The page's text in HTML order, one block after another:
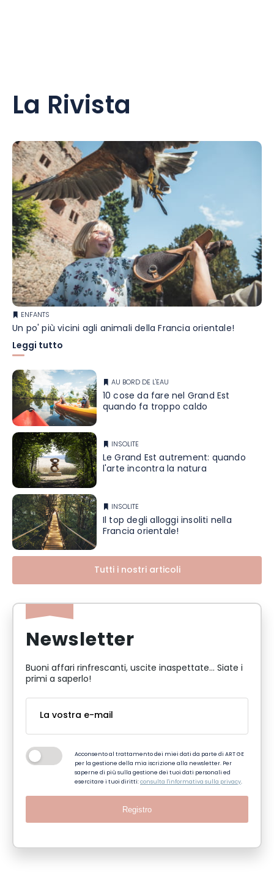
La Rivista
ENFANTS
Un po' più vicini agli animali della Francia orientale!
Leggi tutto
AU BORD DE L'EAU
10 cose da fare nel Grand Est
quando fa troppo caldo
INSOLITE
Le Grand Est autrement: quando
l'arte incontra la natura
INSOLITE
Il top degli alloggi insoliti nella
Francia orientale!
Tutti i nostri articoli
Newsletter
Buoni affari rinfrescanti, uscite inaspettate... Siate i
primi a saperlo!
Acconsento al trattamento dei miei dati da parte di ART GE
per la gestione della mia iscrizione alla newsletter. Per
saperne di più sulla gestione dei tuoi dati personali ed
esercitare i tuoi diritti:consulta l'informativa sulla privacy.
Registro